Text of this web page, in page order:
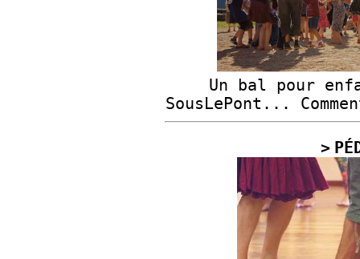
Un bal pour
SousLePont...